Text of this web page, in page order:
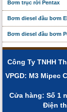
Bơm trục rời Pentax
Bơm diesel đầu bơm
Bơm diesel đầu bơm
Công Ty TNHH
VPGD: M3 Mipec
Cửa hàng: Số 1
Điện